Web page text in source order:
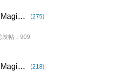
荣耀Magic7系列 (275)
发帖：909
荣耀Magic8系列 (218)